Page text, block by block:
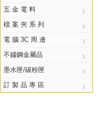
五 金 電 料
檔 案 夾 系 列
電 腦 3C 周 邊
不鏽鋼金屬品
墨水匣/碳粉匣
訂 製 品 專 區